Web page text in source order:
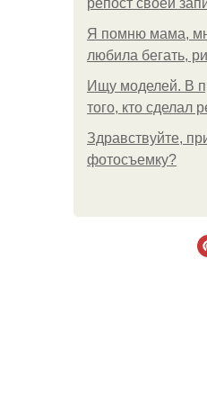
репост своей
Я помню мама,
любила бегать,
Ищу моделей. В
того, кто сделал
Здравствуйте,
фотосъемку?